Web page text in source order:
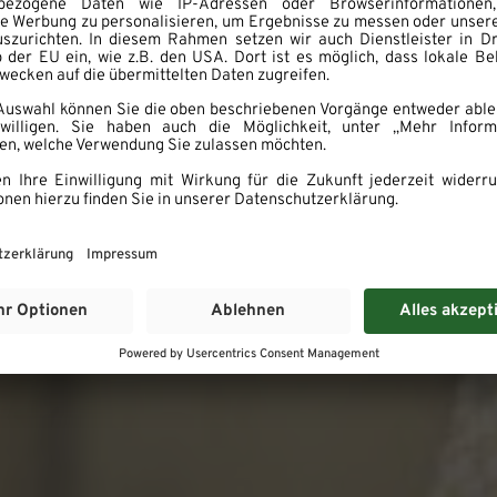
in bester
Frisch und so nah wie möglich von hier.